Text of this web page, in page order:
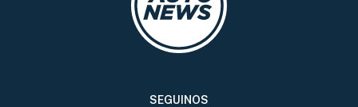
SEGUINOS